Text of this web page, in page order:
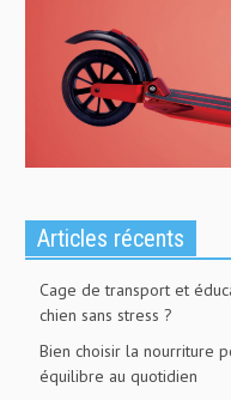
Articles récents
Cage de transport et
chien sans stress ?
Bien choisir la nourriture
équilibre au quotidien